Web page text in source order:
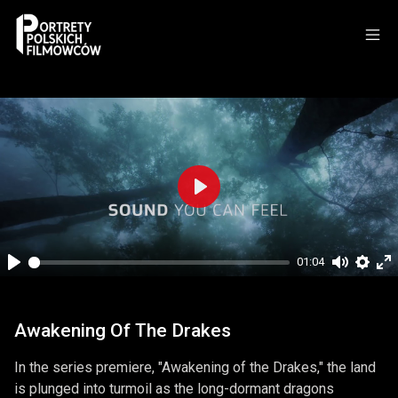
01:04
Play
Awakening Of The Drakes
In the series premiere, "Awakening of the Drakes," the land
is plunged into turmoil as the long-dormant dragons